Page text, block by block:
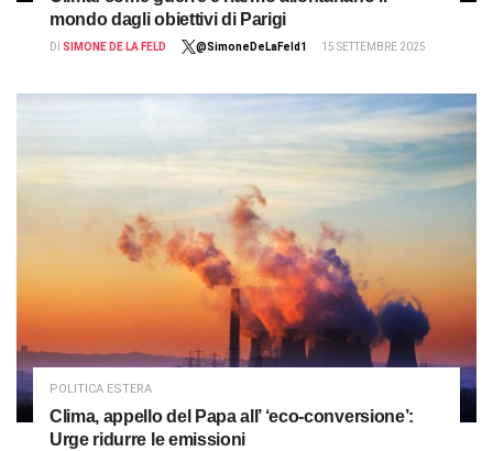
mondo dagli obiettivi di Parigi
DI SIMONE DE LA FELD @SimoneDeLaFeld1 15 SETTEMBRE 2025
POLITICA ESTERA
Clima, appello del Papa all’ ‘eco-conversione’:
Urge ridurre le emissioni